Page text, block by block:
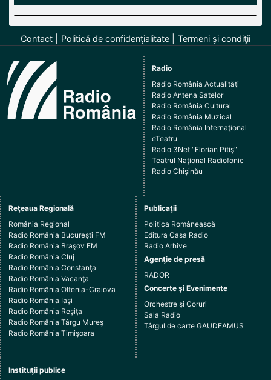
Contact Politică de confidenţialitate Termeni şi condiţii
Radio
Radio România Actualităţi
Radio Antena Satelor
Radio România Cultural
Radio România Muzical
Radio România Internaţional
eTeatru
Radio 3Net "Florian Pitiş"
Teatrul Naţional Radiofonic
Radio Chişinău
Reţeaua Regională
România Regional
Radio România Bucureşti FM
Radio România Braşov FM
Radio România Cluj
Radio România Constanţa
Radio România Vacanţa
Radio România Oltenia-Craiova
Radio România Iaşi
Radio România Reşiţa
Radio România Târgu Mureş
Radio România Timişoara
Publicaţii
Politica Românească
Editura Casa Radio
Radio Arhive
Agenţie de presă
RADOR
Concerte şi Evenimente
Orchestre şi Coruri
Sala Radio
Târgul de carte GAUDEAMUS
Instituţii publice